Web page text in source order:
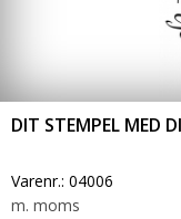
DIT STEMPEL MED
Varenr.: 04006
m. moms